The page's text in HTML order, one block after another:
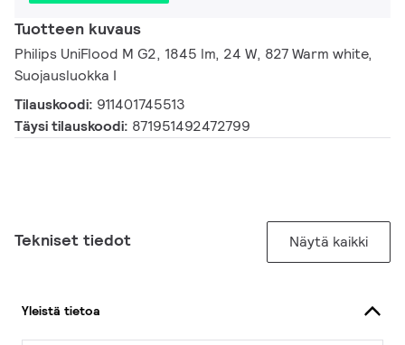
Tuotteen kuvaus
Philips UniFlood M G2, 1845 lm, 24 W, 827 Warm white,
Suojausluokka I
Tilauskoodi: 911401745513
Täysi tilauskoodi: 871951492472799
Tekniset tiedot Näytä kaikki
Yleistä tietoa